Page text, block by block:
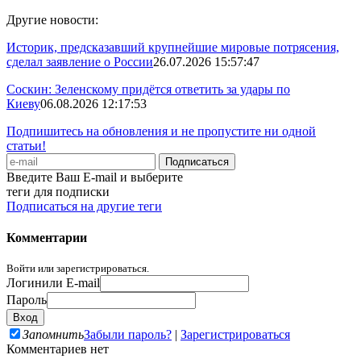
Другие новости:
Историк, предсказавший крупнейшие мировые потрясения,
сделал заявление о России26.07.2026 15:57:47
Соскин: Зеленскому придётся ответить за удары по
Киеву06.08.2026 12:17:53
Подпишитесь на обновления и не пропустите ни одной
статьи!
Введите Ваш E-mail и выберите
теги для подписки
Подписаться на другие теги
Комментарии
Войти или зарегистрироваться.
Логинили E-mail
Пароль
ЗапомнитьЗабыли пароль? | Зарегистрироваться
Комментариев нет